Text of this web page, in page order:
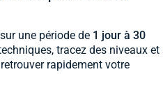
une période de 1 jour à 30
tracez des niveaux et
rapidement votre